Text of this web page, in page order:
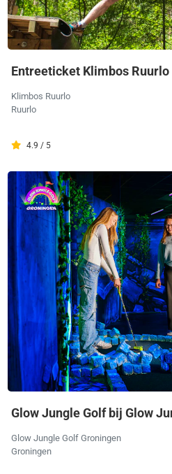
Entreeticket Klimbos Ruurlo
Klimbos Ruurlo
Ruurlo
4.9 / 5
Glow Jungle Golf bij Glow
Glow Jungle Golf Groningen
Groningen